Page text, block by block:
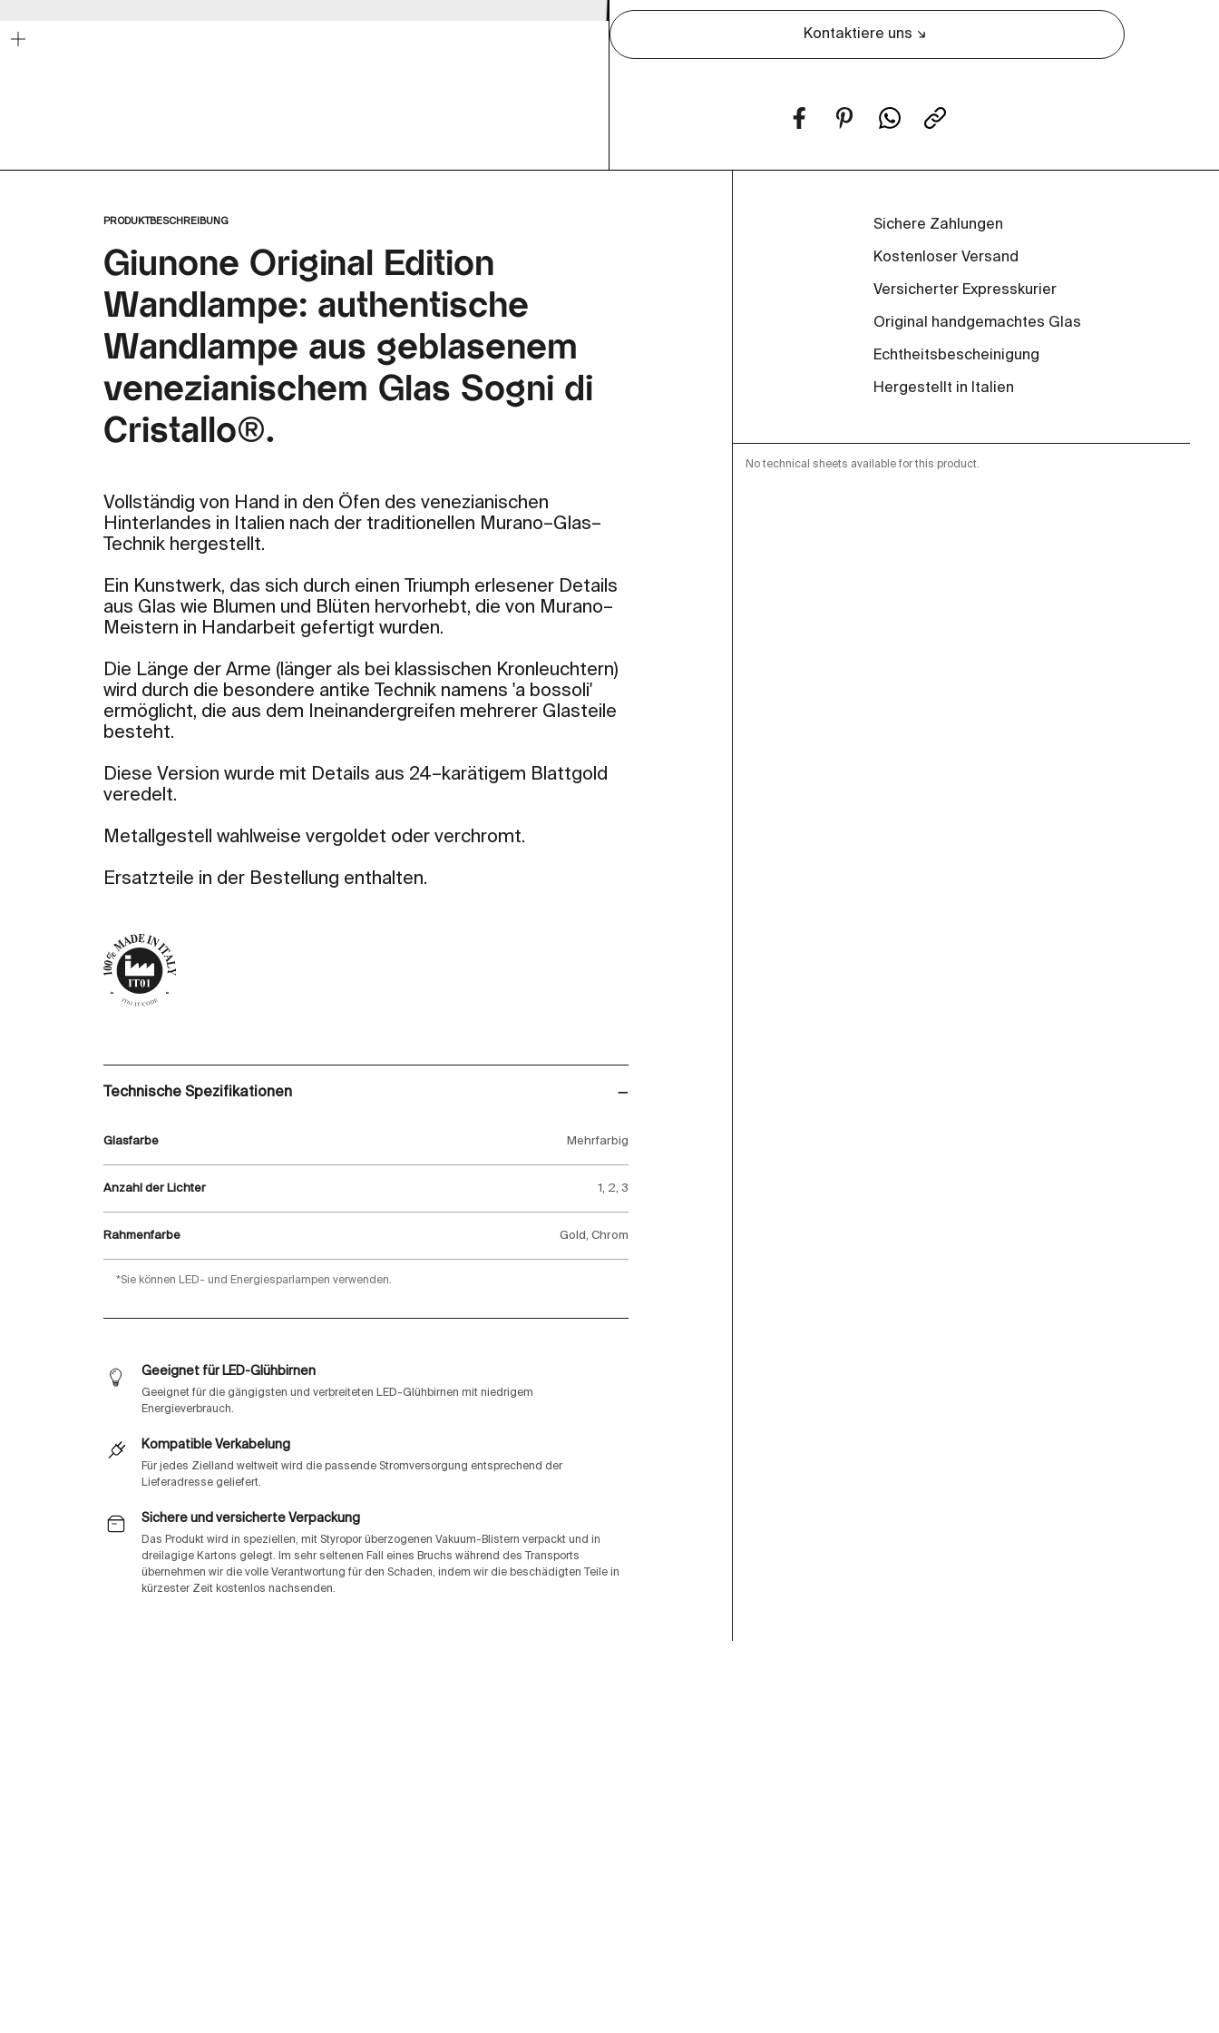
Kontaktiere uns
PRODUKTBESCHREIBUNG
Giunone Original Edition
Wandlampe: authentische
Wandlampe aus geblasenem
venezianischem Glas Sogni di
Cristallo®.
Vollständig von Hand in den Öfen des venezianischen
Hinterlandes in Italien nach der traditionellen Murano–Glas–
Technik hergestellt.
Ein Kunstwerk, das sich durch einen Triumph erlesener Details
aus Glas wie Blumen und Blüten hervorhebt, die von Murano–
Meistern in Handarbeit gefertigt wurden.
Die Länge der Arme (länger als bei klassischen Kronleuchtern)
wird durch die besondere antike Technik namens 'a bossoli'
ermöglicht, die aus dem Ineinandergreifen mehrerer Glasteile
besteht.
Diese Version wurde mit Details aus 24–karätigem Blattgold
veredelt.
Metallgestell wahlweise vergoldet oder verchromt.
Ersatzteile in der Bestellung enthalten.
Technische Spezifikationen
Glasfarbe Mehrfarbig
Anzahl der Lichter 1, 2, 3
Rahmenfarbe Gold, Chrom
*Sie können LED- und Energiesparlampen verwenden.
Geeignet für LED-Glühbirnen
Geeignet für die gängigsten und verbreiteten LED-Glühbirnen mit niedrigem
Energieverbrauch.
Kompatible Verkabelung
Für jedes Zielland weltweit wird die passende Stromversorgung entsprechend der
Lieferadresse geliefert.
Sichere und versicherte Verpackung
Das Produkt wird in speziellen, mit Styropor überzogenen Vakuum-Blistern verpackt und in
dreilagige Kartons gelegt. Im sehr seltenen Fall eines Bruchs während des Transports
übernehmen wir die volle Verantwortung für den Schaden, indem wir die beschädigten Teile in
kürzester Zeit kostenlos nachsenden.
Sichere Zahlungen
Kostenloser Versand
Versicherter Expresskurier
Original handgemachtes Glas
Echtheitsbescheinigung
Hergestellt in Italien
No technical sheets available for this product.